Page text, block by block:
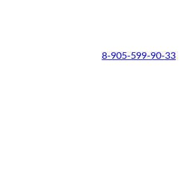
8-905-599-90-33